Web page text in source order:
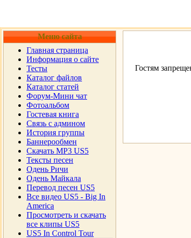
Меню сайта
Главная страница
Информация о сайте
Тесты
Каталог файлов
Каталог статей
Форум-Мини чат
Фотоальбом
Гостевая книга
Cвязь с админом
История группы
Баннерообмен
Скачать MP3 US5
Тексты песен
Одень Ричи
Одень Майкала
Перевод песен US5
Все видео US5 - Big In
America
Просмотреть и скачать
все клипы US5
US5 In Control Tour
Гостям